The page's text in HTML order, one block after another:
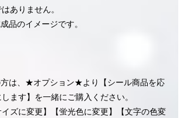
ありません。
品のイメージです。
は、★オプション★より【シール商品を応
ます】を一緒にご購入ください。
ズに変更】【蛍光色に変更】【文字の色変